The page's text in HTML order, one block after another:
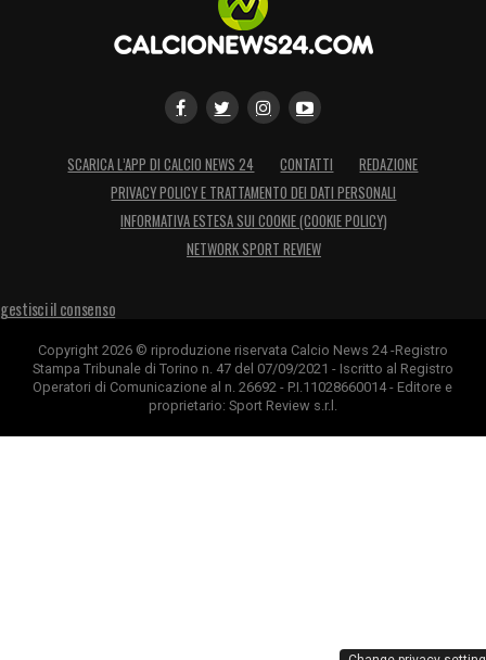
SCARICA L’APP DI CALCIO NEWS 24 CONTATTI
REDAZIONE
PRIVACY POLICY E TRATTAMENTO DEI DATI PERSONALI
INFORMATIVA ESTESA SUI COOKIE (COOKIE POLICY)
NETWORK SPORT REVIEW
gestisci il consenso
Copyright 2026 © riproduzione riservata Calcio News 24 -Registro
Stampa Tribunale di Torino n. 47 del 07/09/2021 - Iscritto al Registro
Operatori di Comunicazione al n. 26692 - P.I.11028660014 - Editore e
proprietario: Sport Review s.r.l.